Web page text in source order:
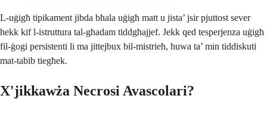
L-uġigħ tipikament jibda bħala uġigħ matt u jista’ jsir pjuttost sever
hekk kif l-istruttura tal-għadam tiddgħajjef. Jekk qed tesperjenza uġigħ
fil-ġogi persistenti li ma jittejbux bil-mistrieħ, huwa ta’ min tiddiskuti
mat-tabib tiegħek.
X'jikkawża Necrosi Avascolari?